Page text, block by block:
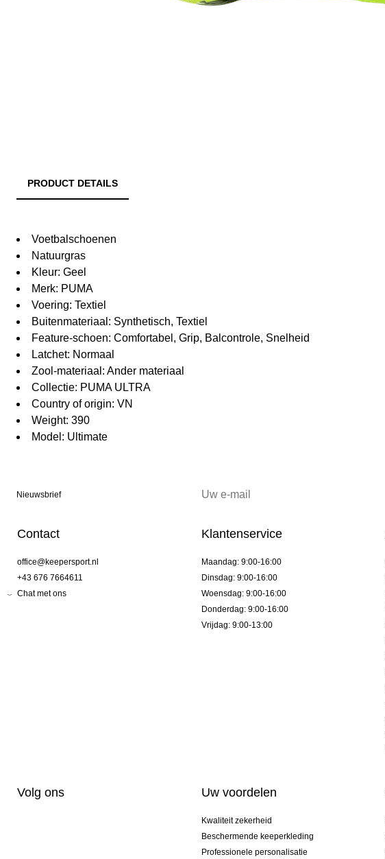
PRODUCT DETAILS
Voetbalschoenen
Natuurgras
Kleur: Geel
Merk: PUMA
Voering: Textiel
Buitenmateriaal: Synthetisch, Textiel
Feature-schoen: Comfortabel, Grip, Balcontrole, Snelheid
Latchet: Normaal
Zool-materiaal: Ander materiaal
Collectie: PUMA ULTRA
Country of origin: VN
Weight: 390
Model: Ultimate
Nieuwsbrief
Contact
office@keepersport.nl
+43 676 7664611
Chat met ons
Klantenservice
Maandag: 9:00-16:00
Dinsdag: 9:00-16:00
Woensdag: 9:00-16:00
Donderdag: 9:00-16:00
Vrijdag: 9:00-13:00
Volg ons Uw voordelen
Kwaliteit zekerheid
Beschermende keeperkleding
Professionele personalisatie